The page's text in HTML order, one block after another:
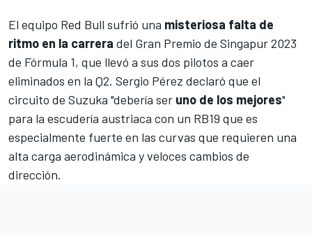
El equipo Red Bull sufrió una misteriosa falta de
ritmo en la carrera del Gran Premio de Singapur 2023
de Fórmula 1, que llevó a sus dos pilotos a caer
eliminados en la Q2. Sergio Pérez declaró que el
circuito de Suzuka "debería ser uno de los mejores"
para la escudería austriaca con un RB19 que es
especialmente fuerte en las curvas que requieren una
alta carga aerodinámica y veloces cambios de
dirección.